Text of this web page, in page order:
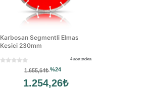
Karbosan Segmentli Elmas
Kesici 230mm
4 adet stokta
1.655,64₺%24
1.254,26₺